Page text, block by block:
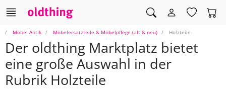
Möbel Antik Möbelersatzteile & Möbelpflege (alt & neu) Holzteile
Der oldthing Marktplatz bietet
eine große Auswahl in der
Rubrik Holzteile